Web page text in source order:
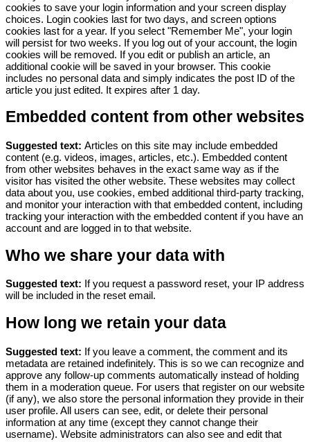
cookies to save your login information and your screen display
choices. Login cookies last for two days, and screen options
cookies last for a year. If you select "Remember Me", your login
will persist for two weeks. If you log out of your account, the login
cookies will be removed. If you edit or publish an article, an
additional cookie will be saved in your browser. This cookie
includes no personal data and simply indicates the post ID of the
article you just edited. It expires after 1 day.
Embedded content from other websites
Suggested text: Articles on this site may include embedded
content (e.g. videos, images, articles, etc.). Embedded content
from other websites behaves in the exact same way as if the
visitor has visited the other website. These websites may collect
data about you, use cookies, embed additional third-party tracking,
and monitor your interaction with that embedded content, including
tracking your interaction with the embedded content if you have an
account and are logged in to that website.
Who we share your data with
Suggested text: If you request a password reset, your IP address
will be included in the reset email.
How long we retain your data
Suggested text: If you leave a comment, the comment and its
metadata are retained indefinitely. This is so we can recognize and
approve any follow-up comments automatically instead of holding
them in a moderation queue. For users that register on our website
(if any), we also store the personal information they provide in their
user profile. All users can see, edit, or delete their personal
information at any time (except they cannot change their
username). Website administrators can also see and edit that